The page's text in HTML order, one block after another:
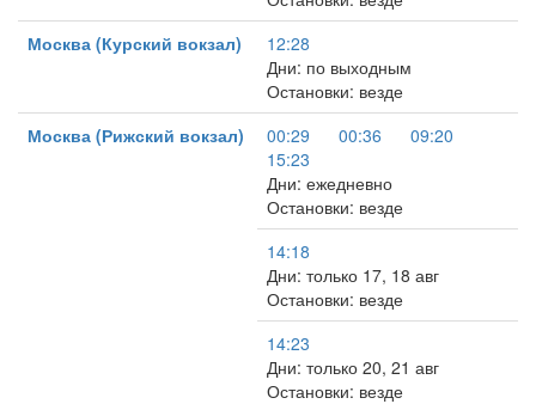
Москва (Курский вокзал)
12:28
Дни: по выходным
Остановки: везде
Москва (Рижский вокзал)
00:29 00:36
09:20
15:23
Дни: ежедневно
Остановки: везде
14:18
Дни: только 17, 18 авг
Остановки: везде
14:23
Дни: только 20, 21 авг
Остановки: везде